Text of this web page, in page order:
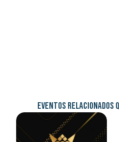
EVENTOS RELACIONADOS